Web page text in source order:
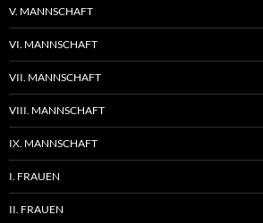
V. MANNSCHAFT
VI. MANNSCHAFT
VII. MANNSCHAFT
VIII. MANNSCHAFT
IX. MANNSCHAFT
I. FRAUEN
II. FRAUEN